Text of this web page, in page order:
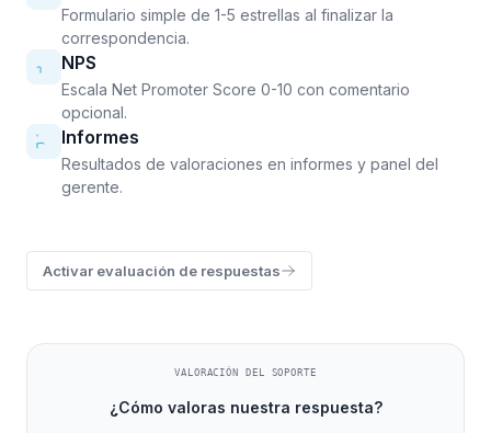
Formulario simple de 1-5 estrellas al finalizar la
correspondencia.
NPS
Escala Net Promoter Score 0-10 con comentario
opcional.
Informes
Resultados de valoraciones en informes y panel del
gerente.
Activar evaluación de respuestas
VALORACIÓN DEL SOPORTE
¿Cómo valoras nuestra respuesta?